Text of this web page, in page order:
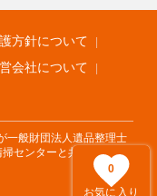
0
お気に入り
投資 アドバイザー
不動産会社
まちむすび
HOME'S PRESS
方針について
会社について
一般財団法人遺品整理士
センターと共同でサービ